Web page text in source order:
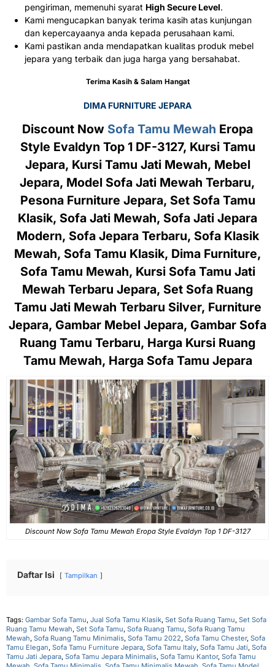
pengiriman, memenuhi syarat High Secure Level.
Kami mengucapkan banyak terima kasih atas kunjungan
dan kepercayaanya anda kepada perusahaan kami.
Kami pastikan anda mendapatkan kualitas produk mebel
jepara yang terbaik dan juga harga yang bersahabat.
Terima Kasih & Salam Hangat
DIMA FURNITURE JEPARA
Discount Now Sofa Tamu Mewah Eropa
Style Evaldyn Top 1 DF-3127, Kursi Tamu
Jepara, Kursi Tamu Jati Mewah, Mebel
Jepara, Model Sofa Jati Mewah Terbaru,
Pesona Furniture Jepara, Set Sofa Tamu
Klasik, Sofa Jati Mewah, Sofa Jati Jepara
Modern, Sofa Jepara Terbaru, Sofa Klasik
Mewah, Sofa Tamu Klasik, Dima Furniture,
Sofa Tamu Mewah, Kursi Sofa Tamu Jati
Mewah Terbaru Jepara, Set Sofa Ruang
Tamu Jati Mewah Terbaru Silver, Furniture
Jepara, Gambar Mebel Jepara, Gambar Sofa
Ruang Tamu Terbaru, Harga Kursi Ruang
Tamu Mewah, Harga Sofa Tamu Jepara
Discount Now Sofa Tamu Mewah Eropa Style Evaldyn Top 1 DF-3127
Daftar Isi Tampilkan
Tags: Gambar Sofa Tamu, Jual Sofa Tamu Klasik, Set Sofa Ruang Tamu, Set Sofa
Ruang Tamu Mewah, Set Sofa Tamu, Sofa Ruang Tamu, Sofa Ruang Tamu
Mewah, Sofa Ruang Tamu Minimalis, Sofa Tamu 2022, Sofa Tamu Chester, Sofa
Tamu Elegan, Sofa Tamu Furniture Jepara, Sofa Tamu Italy, Sofa Tamu Jati, Sofa
Tamu Jati Jepara, Sofa Tamu Jepara Minimalis, Sofa Tamu Kantor, Sofa Tamu